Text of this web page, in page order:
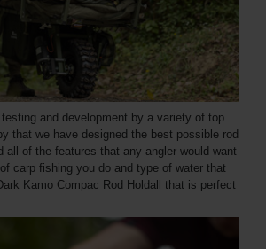
and development by a variety of top
that we have designed the best possible rod
all of the features that any angler would want
carp fishing you do and type of water that
Kamo Compac Rod Holdall that is perfect